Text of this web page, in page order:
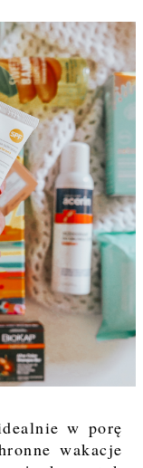
w porę
wakacje